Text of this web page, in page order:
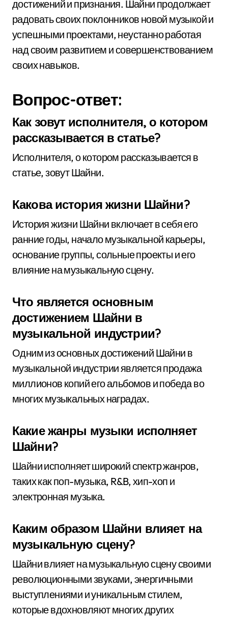
достижений и признания. Шайни продолжает
радовать своих поклонников новой музыкой и
успешными проектами, неустанно работая
над своим развитием и совершенствованием
своих навыков.
Вопрос-ответ:
Как зовут исполнителя, о котором
рассказывается в статье?
Исполнителя, о котором рассказывается в
статье, зовут Шайни.
Какова история жизни Шайни?
История жизни Шайни включает в себя его
ранние годы, начало музыкальной карьеры,
основание группы, сольные проекты и его
влияние на музыкальную сцену.
Что является основным
достижением Шайни в
музыкальной индустрии?
Одним из основных достижений Шайни в
музыкальной индустрии является продажа
миллионов копий его альбомов и победа во
многих музыкальных наградах.
Какие жанры музыки исполняет
Шайни?
Шайни исполняет широкий спектр жанров,
таких как поп-музыка, R&B, хип-хоп и
электронная музыка.
Каким образом Шайни влияет на
музыкальную сцену?
Шайни влияет на музыкальную сцену своими
революционными звуками, энергичными
выступлениями и уникальным стилем,
которые вдохновляют многих других